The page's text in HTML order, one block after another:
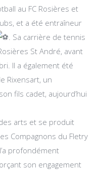
au FC Rosières et
et a été entraîneur
. Sa carrière de tennis
St André, avant
Il a également été
Rixensart, un
fils cadet, aujourd’hui
arts et se produit
Compagnons du Fletry
profondément
son engagement